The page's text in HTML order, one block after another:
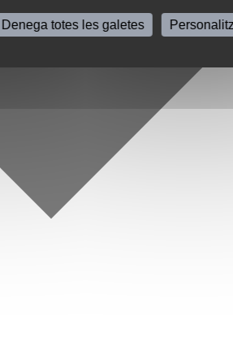
Denega totes les galetes